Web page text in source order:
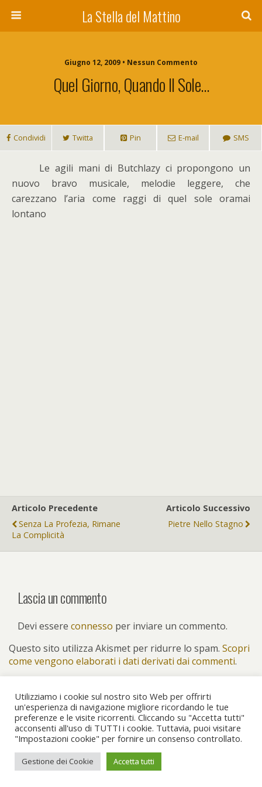
La Stella del Mattino
Giugno 12, 2009 • Nessun Commento
Quel Giorno, Quando Il Sole…
Condividi Twitta Pin E-mail SMS
Le agili mani di Butchlazy ci propongono un
nuovo bravo musicale, melodie leggere, che
carezzano l’aria come raggi di quel sole oramai
lontano
Articolo Precedente
Senza La Profezia, Rimane
La Complicità
Articolo Successivo
Pietre Nello Stagno
Lascia un commento
Devi essere connesso per inviare un commento.
Questo sito utilizza Akismet per ridurre lo spam. Scopri
come vengono elaborati i dati derivati dai commenti.
Torna su
Dispositivo Portatile Pc Desktop
Utilizziamo i cookie sul nostro sito Web per offrirti
un'esperienza di navigazione migliore ricordando le tue
preferenze e le visite ricorrenti. Cliccando su "Accetta tutti"
acconsenti all'uso di TUTTI i cookie. Tuttavia, puoi visitare
"Impostazioni cookie" per fornire un consenso controllato.
Gestione dei Cookie Accetta tutti